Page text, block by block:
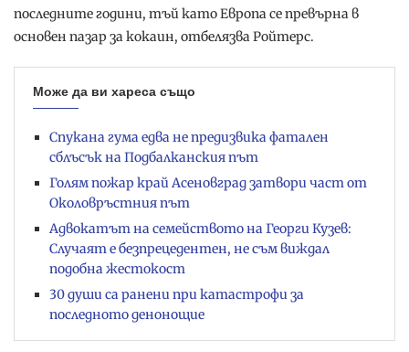
последните години, тъй като Европа се превърна в
основен пазар за кокаин, отбелязва Ройтерс.
Може да ви хареса също
Спукана гума едва не предизвика фатален
сблъсък на Подбалканския път
Голям пожар край Асеновград затвори част от
Околовръстния път
Адвокатът на семейството на Георги Кузев:
Случаят е безпрецедентен, не съм виждал
подобна жестокост
30 души са ранени при катастрофи за
последното денонощие